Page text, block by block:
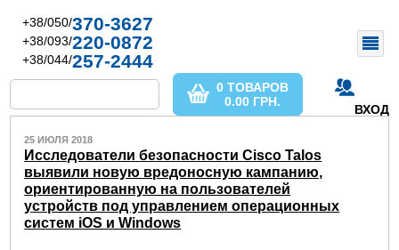
+38/050/370-3627
+38/093/220-0872
+38/044/257-2444
ВХОД
0 ТОВАРОВ
0.00 ГРН.
25 ИЮЛЯ 2018
Исследователи безопасности Cisco Talos
выявили новую вредоносную кампанию,
ориентированную на пользователей
устройств под управлением операционных
систем iOS и Windows